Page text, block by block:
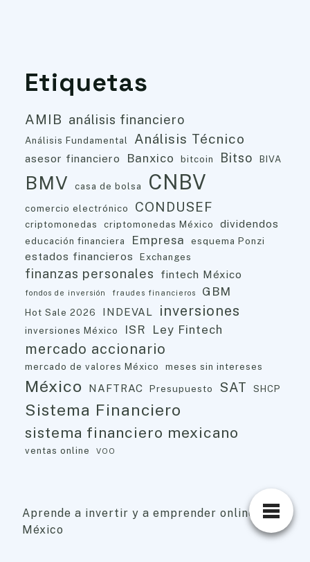
Etiquetas
AMIB análisis financiero
Análisis Fundamental Análisis Técnico
asesor financiero Banxico bitcoin Bitso BIVA
BMV casa de bolsa CNBV
comercio electrónico CONDUSEF
criptomonedas criptomonedas México dividendos
educación financiera Empresa esquema Ponzi
estados financieros Exchanges
finanzas personales fintech México
fondos de inversión fraudes financieros GBM
Hot Sale 2026 INDEVAL inversiones
inversiones México ISR Ley Fintech
mercado accionario
mercado de valores México meses sin intereses
México NAFTRAC Presupuesto SAT SHCP
Sistema Financiero
sistema financiero mexicano
ventas online VOO
Aprende a invertir y a emprender online ·
México